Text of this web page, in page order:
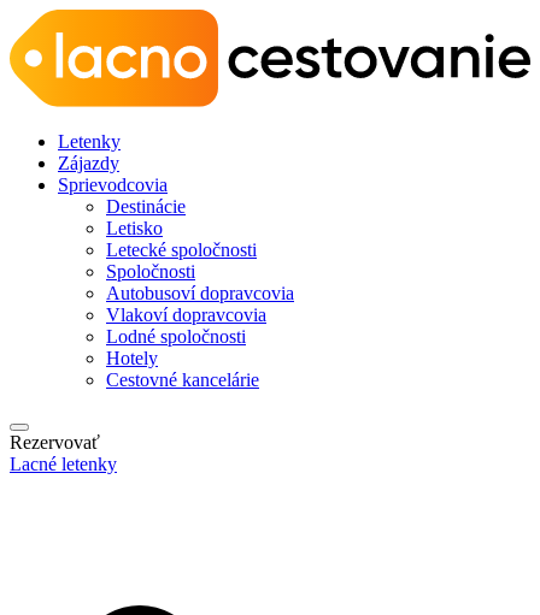
Letenky
Zájazdy
Sprievodcovia
Destinácie
Letisko
Letecké spoločnosti
Spoločnosti
Autobusoví dopravcovia
Vlakoví dopravcovia
Lodné spoločnosti
Hotely
Cestovné kancelárie
Rezervovať
Lacné letenky